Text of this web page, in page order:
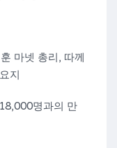
마넷 총리, 따께
지
명과의 만